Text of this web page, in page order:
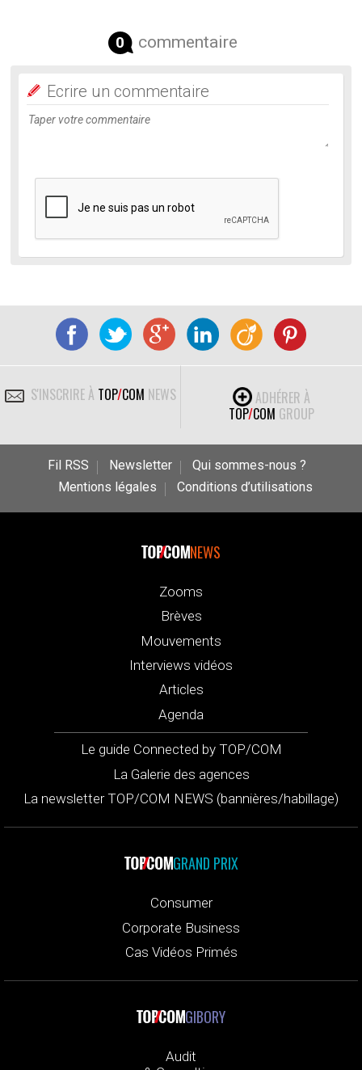
0 commentaire
Ecrire un commentaire
S'INSCRIRE À TOP/COM NEWS
ADHÉRER À
TOP/COM GROUP
Fil RSS Newsletter
Qui sommes-nous ?
Mentions légales
Conditions d’utilisations
NEWS
Zooms
Brèves
Mouvements
Interviews vidéos
Articles
Agenda
Le guide Connected by TOP/COM
La Galerie des agences
La newsletter TOP/COM NEWS (bannières/habillage)
GRAND PRIX
Consumer
Corporate Business
Cas Vidéos Primés
GIBORY
Audit